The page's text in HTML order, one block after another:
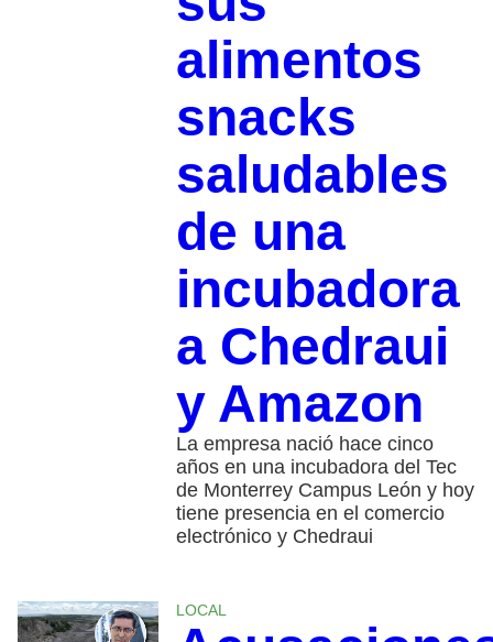
alimentos
snacks
saludables
de una
incubadora
a Chedraui
y Amazon
La empresa nació hace cinco
años en una incubadora del Tec
de Monterrey Campus León y hoy
tiene presencia en el comercio
electrónico y Chedraui
LOCAL